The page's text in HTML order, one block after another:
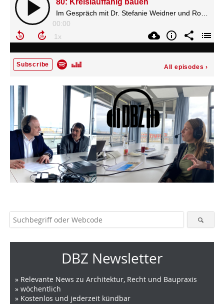
DBZ Newsletter
» Relevante News zu Architektur, Recht und Baupraxis
» wöchentlich
» Kostenlos und jederzeit kündbar